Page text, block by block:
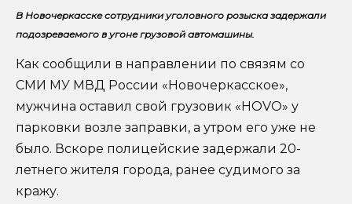
В Новочеркасске сотрудники уголовного розыска задержали
подозреваемого в угоне грузовой автомашины.
Как сообщили в направлении по связям со
СМИ МУ МВД России «Новочеркасское»,
мужчина оставил свой грузовик «HOVO» у
парковки возле заправки, а утром его уже не
было. Вскоре полицейские задержали 20-
летнего жителя города, ранее судимого за
кражу.